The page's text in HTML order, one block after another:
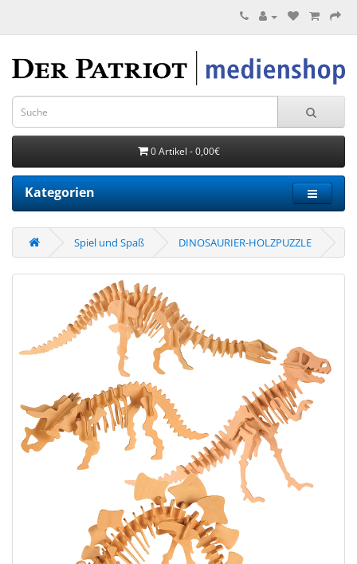
0 Artikel - 0,00€
Kategorien
Spiel und Spaß DINOSAURIER-HOLZPUZZLE